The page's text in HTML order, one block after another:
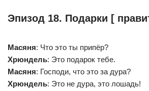
Эпизод 18. Подарки [
Масяня: Что это ты припёр?
Хрюндель: Это подарок тебе.
Масяня: Господи, что это за дура?
Хрюндель: Это не дура, это лошадь!